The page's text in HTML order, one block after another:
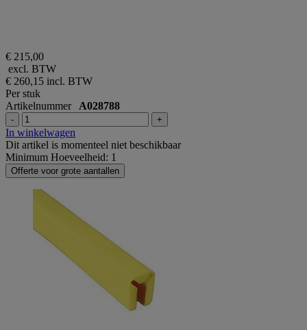
€ 215,00
excl. BTW
€ 260,15 incl. BTW
Per stuk
Artikelnummer A028788
- +
In winkelwagen
Dit artikel is momenteel niet beschikbaar
Minimum Hoeveelheid: 1
Offerte voor grote aantallen